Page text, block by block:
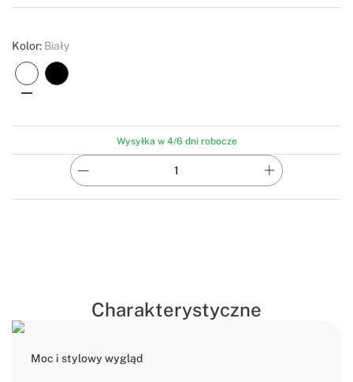
Create
Kolor: Biały
Wysyłka w 4/6 dni robocze
Charakterystyczne
Moc i stylowy wygląd